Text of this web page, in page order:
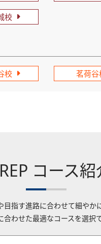
校
校 茗荷谷
コース
目指す進路に合わせて細やか
合わせた最適なコースを選択